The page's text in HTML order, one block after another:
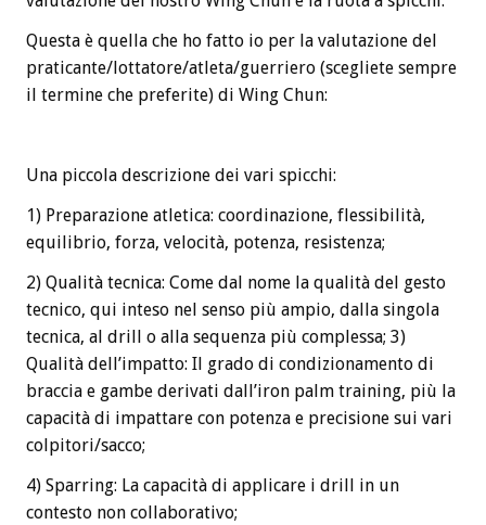
Questa è quella che ho fatto io per la valutazione del
praticante/lottatore/atleta/guerriero (scegliete sempre
il termine che preferite) di Wing Chun:
Una piccola descrizione dei vari spicchi:
1) Preparazione atletica: coordinazione, flessibilità,
equilibrio, forza, velocità, potenza, resistenza;
2) Qualità tecnica: Come dal nome la qualità del gesto
tecnico, qui inteso nel senso più ampio, dalla singola
tecnica, al drill o alla sequenza più complessa; 3)
Qualità dell’impatto: Il grado di condizionamento di
braccia e gambe derivati dall’iron palm training, più la
capacità di impattare con potenza e precisione sui vari
colpitori/sacco;
4) Sparring: La capacità di applicare i drill in un
contesto non collaborativo;